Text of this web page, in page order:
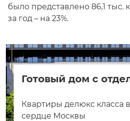
было представлено 86,1 тыс.
за год – на 23%.
Готовый дом с
Квартиры делюкс класса в
сердце Москвы